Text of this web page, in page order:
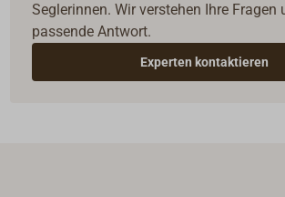
Seglerinnen. Wir verstehen Ihre Fragen
passende Antwort.
Experten kontaktieren